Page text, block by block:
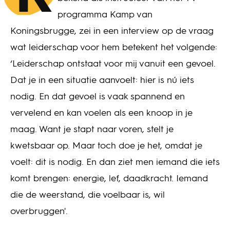
programma Kamp van
Koningsbrugge, zei in een interview op de vraag
wat leiderschap voor hem betekent het volgende:
‘Leiderschap ontstaat voor mij vanuit een gevoel.
Dat je in een situatie aanvoelt: hier is nú iets
nodig. En dat gevoel is vaak spannend en
vervelend en kan voelen als een knoop in je
maag. Want je stapt naar voren, stelt je
kwetsbaar op. Maar toch doe je het, omdat je
voelt: dit is nodig. En dan ziet men iemand die iets
komt brengen: energie, lef, daadkracht. Iemand
die de weerstand, die voelbaar is, wil
overbruggen'.